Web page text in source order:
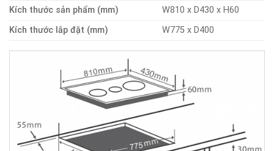
Kích thước sản phẩm (mm)
W810 x D430 x H60
Kích thước lắp đặt (mm)
W775 x D400